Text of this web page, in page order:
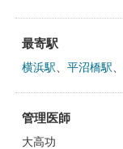
最寄駅
横浜駅 平沼橋駅
管理医師
大高功